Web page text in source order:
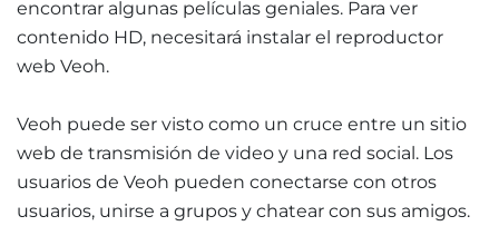
encontrar algunas películas geniales. Para ver
contenido HD, necesitará instalar el reproductor
web Veoh.
Veoh puede ser visto como un cruce entre un sitio
web de transmisión de video y una red social. Los
usuarios de Veoh pueden conectarse con otros
usuarios, unirse a grupos y chatear con sus amigos.